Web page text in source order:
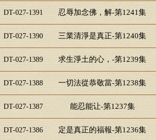
DT-027-1391 忍辱加念佛，解-第1241集
DT-027-1390 三業清淨是真正-第1240集
DT-027-1389 求生淨土的心，-第1239集
DT-027-1388 一切法從恭敬當-第1238集
DT-027-1387 能忍能让-第1237集
DT-027-1386 定是真正的福報-第1236集